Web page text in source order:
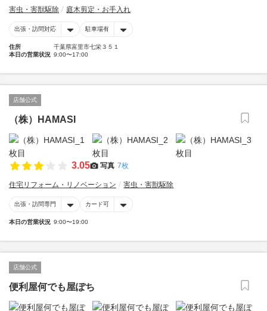
害虫・害獣駆除 庭木剪定・お手入れ
出張・訪問対応 駐車場有
住所
千葉県富里市七栄３５１
本日の営業状況 9:00〜17:00
店舗公式
（株）HAMASI
3.05 写真 7枚
住宅リフォーム・リノベーション 害虫・害獣駆除
出張・訪問専門 カード可
本日の営業状況 9:00〜19:00
店舗公式
便利屋何でも屋ぽち